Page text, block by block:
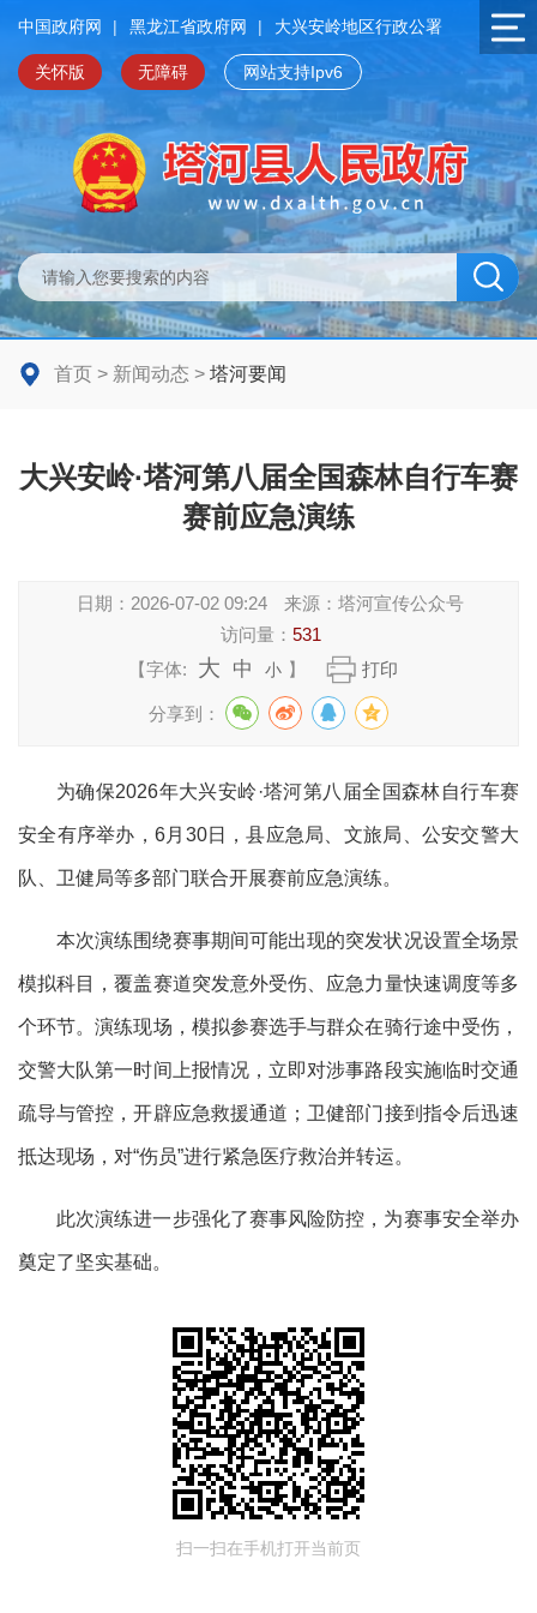
中国政府网 | 黑龙江省政府网 | 大兴安岭地区行政公署
关怀版 无障碍 网站支持Ipv6
首页 > 新闻动态 > 塔河要闻
大兴安岭·塔河第八届全国森林自行车赛
赛前应急演练
日期： 2026-07-02 09:24 来源：塔河宣传公众号
访问量： 531
【字体:
大 中 小 】 打印
分享到：
为确保2026年大兴安岭·塔河第八届全国森林自行车赛
安全有序举办，6月30日，县应急局、文旅局、公安交警大
队、卫健局等多部门联合开展赛前应急演练。
本次演练围绕赛事期间可能出现的突发状况设置全场景
模拟科目，覆盖赛道突发意外受伤、应急力量快速调度等多
个环节。演练现场，模拟参赛选手与群众在骑行途中受伤，
交警大队第一时间上报情况，立即对涉事路段实施临时交通
疏导与管控，开辟应急救援通道；卫健部门接到指令后迅速
抵达现场，对“伤员”进行紧急医疗救治并转运。
此次演练进一步强化了赛事风险防控，为赛事安全举办
奠定了坚实基础。
扫一扫在手机打开当前页